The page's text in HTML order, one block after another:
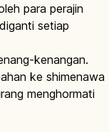
para perajin
setiap
kenangan.
ke shimenawa
menghormati